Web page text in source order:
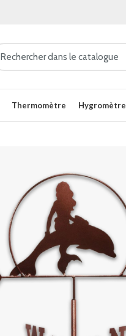
Thermomètre Hygromètre